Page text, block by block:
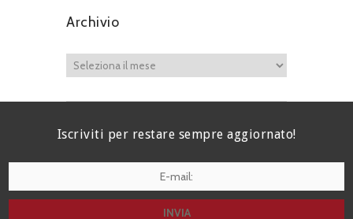
Archivio
Iscriviti per restare sempre aggiornato!